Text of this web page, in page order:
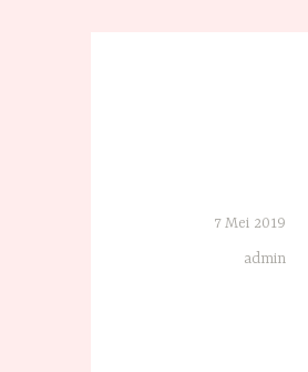
7 Mei 2019
admin